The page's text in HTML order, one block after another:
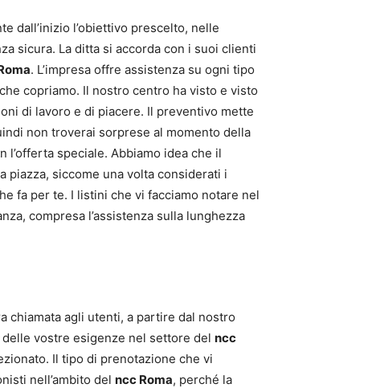
dall’inizio l’obiettivo prescelto, nelle
sicura. La ditta si accorda con i suoi clienti
. L’impresa offre assistenza su ogni tipo
copriamo. Il nostro centro ha visto e visto
di lavoro e di piacere. Il preventivo mette
non troverai sorprese al momento della
speciale. Abbiamo idea che il
piazza, siccome una volta considerati i
fa per te. I listini che vi facciamo notare nel
compresa l’assistenza sulla lunghezza
chiamata agli utenti, a partire dal nostro
delle vostre esigenze nel settore del ncc
Il tipo di prenotazione che vi
nell’ambito del ncc Roma, perché la